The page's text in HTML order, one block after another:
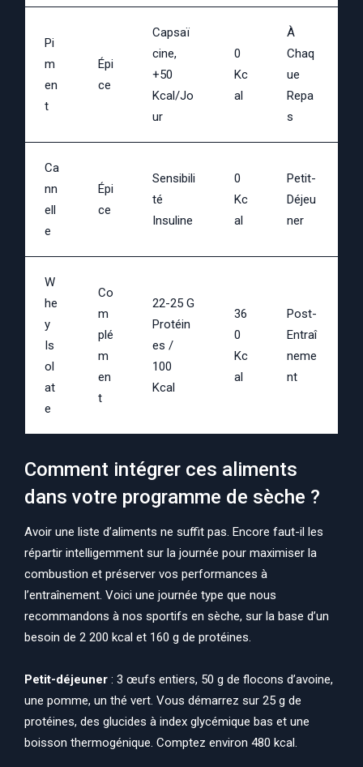
Pi
M
En
T
Épi
Ce
Capsaï
Cine,
+50
Kcal/jo
Ur
0
Kc
Al
À
Chaq
Ue
Repa
S
Ca
Nn
Ell
E
Épi
Ce
Sensibili
Té
Insuline
0
Kc
Al
Petit-
Déjeu
Ner
W
He
Y
Is
Ol
At
E
Co
M
Plé
M
En
T
22-25 G
Protéin
Es /
100
Kcal
36
0
Kc
Al
Post-
Entraî
Neme
Nt
Comment intégrer ces aliments
dans votre programme de sèche ?
Avoir une liste d’aliments ne suffit pas. Encore faut-il les
répartir intelligemment sur la journée pour maximiser la
combustion et préserver vos performances à
l’entraînement. Voici une journée type que nous
recommandons à nos sportifs en sèche, sur la base d’un
besoin de 2 200 kcal et 160 g de protéines.
Petit-déjeuner : 3 œufs entiers, 50 g de flocons d’avoine,
une pomme, un thé vert. Vous démarrez sur 25 g de
protéines, des glucides à index glycémique bas et une
boisson thermogénique. Comptez environ 480 kcal.